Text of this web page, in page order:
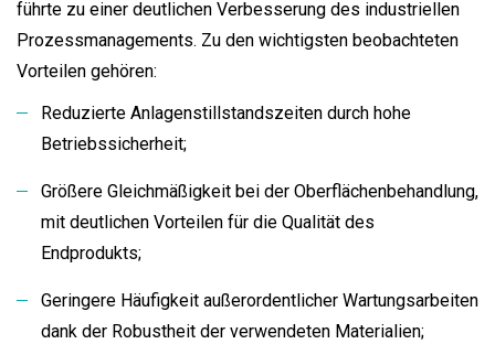
führte zu einer deutlichen Verbesserung des industriellen
Prozessmanagements. Zu den wichtigsten beobachteten
Vorteilen gehören:
Reduzierte Anlagenstillstandszeiten durch hohe
Betriebssicherheit;
Größere Gleichmäßigkeit bei der Oberflächenbehandlung,
mit deutlichen Vorteilen für die Qualität des
Endprodukts;
Geringere Häufigkeit außerordentlicher Wartungsarbeiten
dank der Robustheit der verwendeten Materialien;